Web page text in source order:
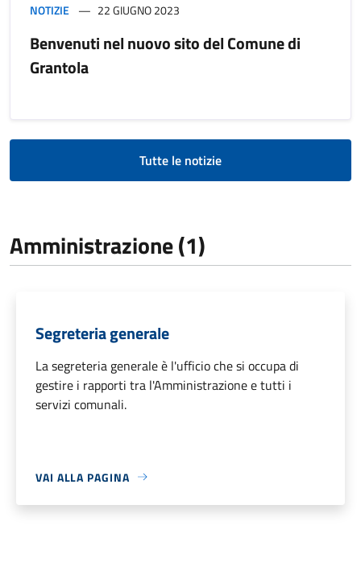
NOTIZIE 22 GIUGNO 2023
Benvenuti nel nuovo sito del Comune di
Grantola
Tutte le notizie
Amministrazione (1)
Segreteria generale
La segreteria generale è l'ufficio che si occupa di
gestire i rapporti tra l'Amministrazione e tutti i
servizi comunali.
VAI ALLA PAGINA